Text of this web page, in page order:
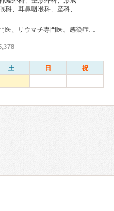
科、耳鼻咽喉科、産科、
土 日 祝